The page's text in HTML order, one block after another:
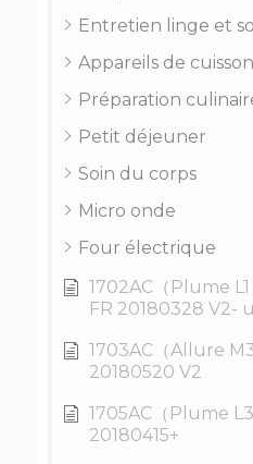
Entretien linge et sol
Appareils de cuisson
Préparation
Petit déjeuner
Soin du corps
Micro onde
Four électrique
1702AC（Plume
FR 20180328 V2-
1703AC（Allure
20180520 V2
1705AC（Plume
20180415+